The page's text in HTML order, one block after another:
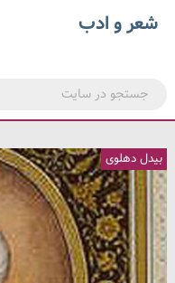
شعر و ادب
بیدل دهلوی